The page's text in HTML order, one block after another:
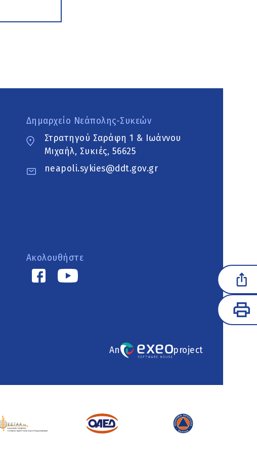
Δημαρχείο Νεάπολης-Συκεών
Στρατηγού Σαράφη 1 & Ιωάννου
Μιχαήλ, Συκιές, 56625
neapoli.sykies@ddt.gov.gr
Ακολουθήστε
An project